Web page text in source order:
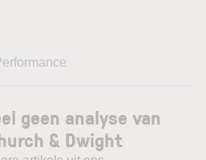
geen analyse van
& Dwight